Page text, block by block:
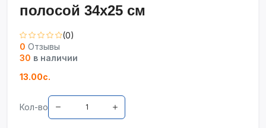
полосой 34х25 см
(0)
0 Отзывы
30 в наличии
13.00с.
Кол-во